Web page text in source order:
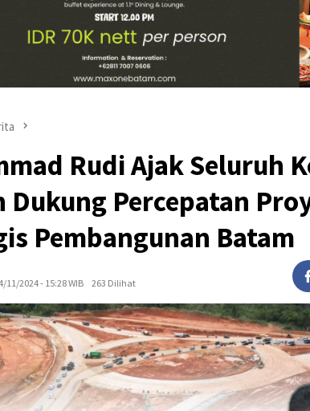
Rudi Ajak Seluruh
Dukung Percepatan
Pembangunan Batam
11/2024 - 15:28 WIB
263 Dilihat